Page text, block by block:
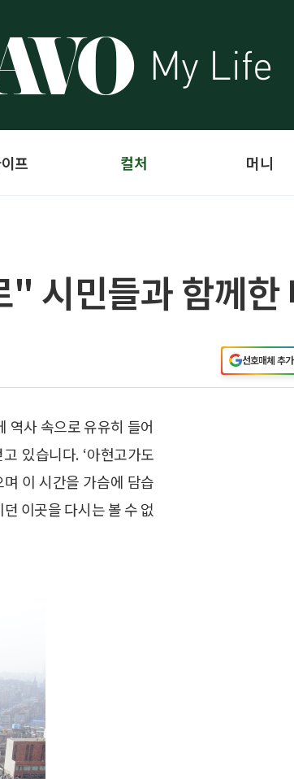
프 컬처 머니
시민들과 함께한
선호매체 추가
역사 속으로 유유히 들어
있습니다. ‘아현고가도
이 시간을 가슴에 담습
이곳을 다시는 볼 수 없